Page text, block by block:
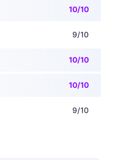
10/10
9/10
10/10
10/10
9/10